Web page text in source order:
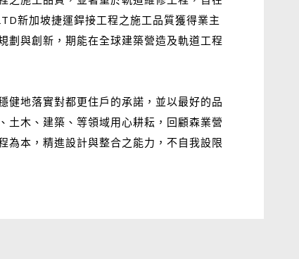
新加坡捷運銲接工程之施工品質獲得業主
劃與創新，期能在全球建築營造及軌道工程
健地落實對都更住戶的承諾，並以最好的品
土木、建築、等領域用心耕耘，回顧森業營
為本，精進設計與整合之能力，不自我設限